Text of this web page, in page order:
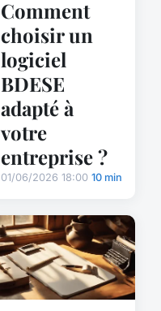
Comment
choisir un
logiciel
BDESE
adapté à
votre
entreprise ?
01/06/2026 18:00 10 min